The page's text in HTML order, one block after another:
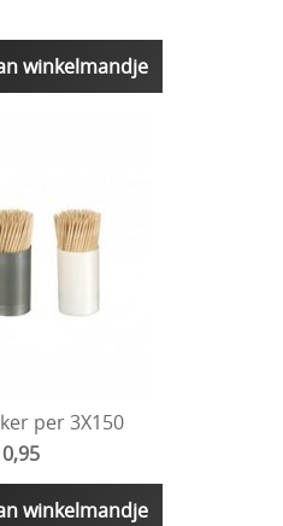
winkelmandje
per 3X150
winkelmandje